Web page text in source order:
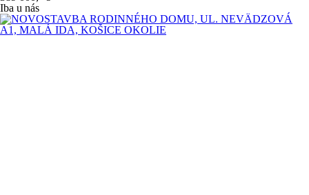
Iba u nás